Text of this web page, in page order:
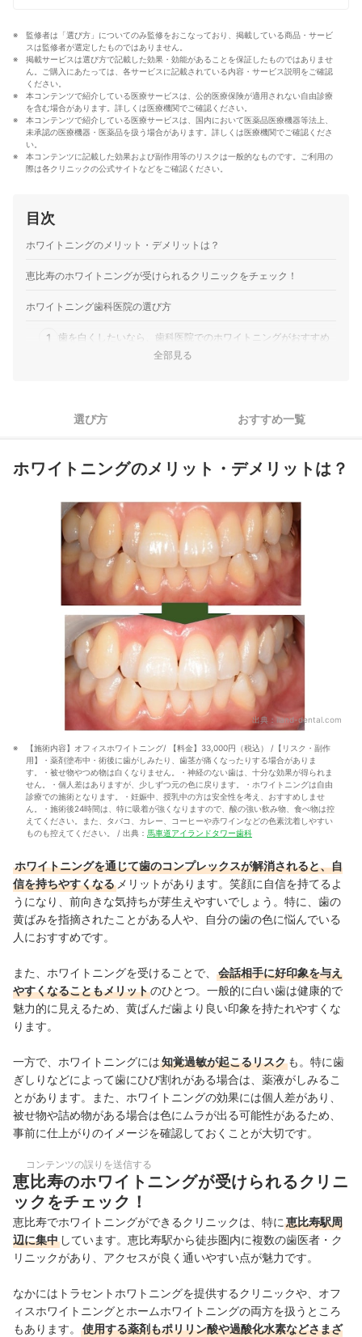
からこそ、徹底検証を通じて全ユーザーが選びやすい情
報を届ける」ことをモットーに活動している。
真田桃花のプロフィール
監修者は「選び方」についてのみ監修をおこなっており、掲載している商品・サービ
スは監修者が選定したものではありません。
掲載サービスは選び方で記載した効果・効能があることを保証したものではありませ
ん。ご購入にあたっては、各サービスに記載されている内容・サービス説明をご確認
ください。
本コンテンツで紹介している医療サービスは、公的医療保険が適用されない自由診療
を含む場合があります。詳しくは医療機関でご確認ください。
本コンテンツで紹介している医療サービスは、国内において医薬品医療機器等法上、
未承認の医療機器・医薬品を扱う場合があります。詳しくは医療機関でご確認くださ
い。
本コンテンツに記載した効果および副作用等のリスクは一般的なものです。ご利用の
際は各クリニックの公式サイトなどをご確認ください。
目次
ホワイトニングのメリット・デメリットは？
恵比寿のホワイトニングが受けられるクリニックをチェック！
ホワイトニング歯科医院の選び方
1 歯を白くしたいなら、歯科医院でのホワイトニングがおすすめ
自分の口内環境に合わせた治療計画を立ててくれるかをチェッ
ほかのホワイトニンググッズもチェック！
全部見る
選び方 おすすめ一覧
ホワイトニングのメリット・デメリットは？
出典： iland-dental.com
【施術内容】オフィスホワイトニング/ 【料金】33,000円（税込） /【リスク・副作
用】・薬剤塗布中・術後に歯がしみたり、歯茎が痛くなったりする場合がありま
す。・被せ物やつめ物は白くなりません。・神経のない歯は、十分な効果が得られま
せん。・個人差はありますが、少しずつ元の色に戻ります。・ホワイトニングは自由
診療での施術となります。・妊娠中、授乳中の方は安全性を考え、おすすめしませ
ん。・施術後24時間は、特に吸着が強くなりますので、酸の強い飲み物、食べ物は控
えてください。また、タバコ、カレー、コーヒーや赤ワインなどの色素沈着しやすい
ものも控えてください。 / 出典： 馬車道アイランドタワー歯科
ホワイトニングを通じて歯のコンプレックスが解消されると、自
信を持ちやすくなる メリットがあります。笑顔に自信を持てるよ
うになり、前向きな気持ちが芽生えやすいでしょう。特に、歯の
黄ばみを指摘されたことがある人や、自分の歯の色に悩んでいる
人におすすめです。
また、ホワイトニングを受けることで、
会話相手に好印象を与え
やすくなることもメリットのひとつ。一般的に白い歯は健康的で
魅力的に見えるため、黄ばんだ歯より良い印象を持たれやすくな
ります。
一方で、ホワイトニングには知覚過敏が起こるリスク も。特に歯
ぎしりなどによって歯にひび割れがある場合は、薬液がしみるこ
とがあります。また、ホワイトニングの効果には個人差があり、
被せ物や詰め物がある場合は色にムラが出る可能性があるため、
事前に仕上がりのイメージを確認しておくことが大切です。
コンテンツの誤りを送信する
恵比寿のホワイトニングが受けられるクリニ
ックをチェック！
恵比寿でホワイトニングができるクリニックは、特に恵比寿駅周
辺に集中 しています。恵比寿駅から徒歩圏内に複数の歯医者・ク
リニックがあり、アクセスが良く通いやすい点が魅力です。
なかにはトラセントホワトニングを提供するクリニックや、オフ
ィスホワイトニングとホームホワイトニングの両方を扱うところ
もあります。
使用する薬剤もポリリン酸や過酸化水素などさまざ